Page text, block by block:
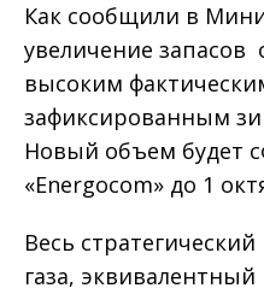
Как сообщили в
увеличение запасов
высоким
зафиксированным
Новый объем будет
«Energocom» до 1
Весь
газа,